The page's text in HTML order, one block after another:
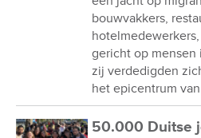
bouwvakkers,
gericht op mensen
zij verdedigden
het epicentrum
50.000 Duitse